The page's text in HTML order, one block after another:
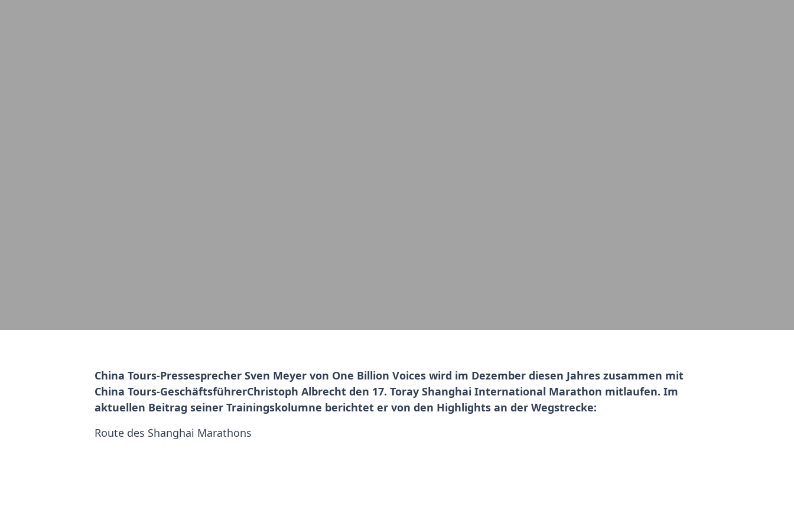
China Tours-Pressesprecher Sven Meyer von One Billion Voices wird im Dezember diesen Jahres zusammen mit
China Tours-GeschäftsführerChristoph Albrecht den 17. Toray Shanghai International Marathon mitlaufen. Im
aktuellen Beitrag seiner Trainingskolumne berichtet er von den Highlights an der Wegstrecke:
Route des Shanghai Marathons